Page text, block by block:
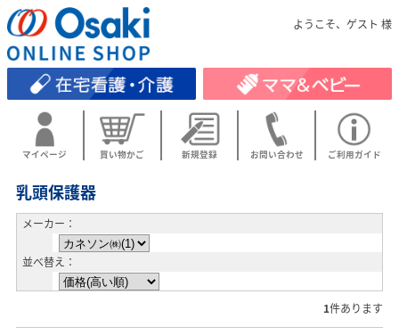
ようこそ、ゲスト 様
マイページ 買い物かご 新規登録 お問い合わせ ご利用ガイド
乳頭保護器
メーカー：
並べ替え：
1件あります